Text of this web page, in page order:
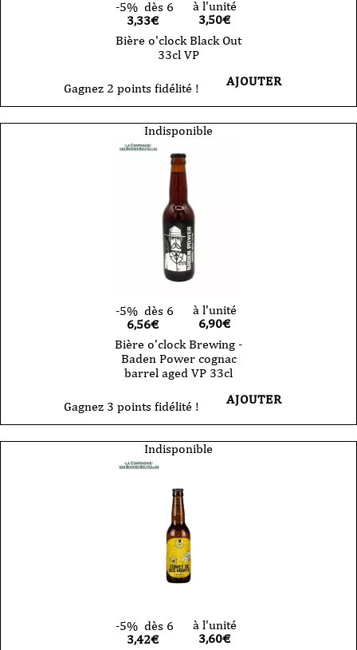
-5% dès 6
3,33€
à l'unité
3,50€
Bière o'clock Black Out
33cl VP
Gagnez 2 points fidélité ! AJOUTER
Indisponible
-5% dès 6
6,56€
à l'unité
6,90€
Bière o’clock Brewing -
Baden Power cognac
barrel aged VP 33cl
Gagnez 3 points fidélité ! AJOUTER
Indisponible
-5% dès 6
3,42€
à l'unité
3,60€